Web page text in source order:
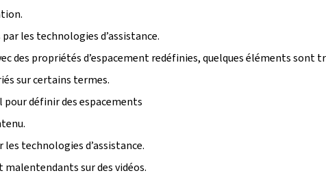
les technologies d’assistance.
des propriétés d’espacement redéfinies, quelques éléments sont
sur certains termes.
définir des espacements
technologies d’assistance.
sur des vidéos.